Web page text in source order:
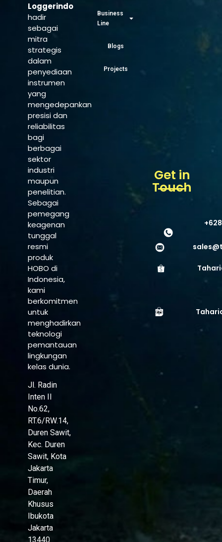
Loggerindo
hadir
sebagai
mitra
strategis
dalam
penyediaan
instrumen
yang
mengedepankan
presisi dan
reliabilitas
bagi
berbagai
sektor
industri
maupun
penelitian.
Sebagai
pemegang
keagenan
tunggal
resmi
produk
HOBO di
Indonesia,
kami
berkomitmen
untuk
menghadirkan
teknologi
pemantauan
lingkungan
kelas dunia.
Jl. Radin
Inten II
No.62,
RT.6/RW.14,
Duren Sawit,
Kec. Duren
Sawit, Kota
Jakarta
Timur,
Daerah
Khusus
Ibukota
Jakarta
13440
Business
Line
Blogs
Projects
Get in
Touch